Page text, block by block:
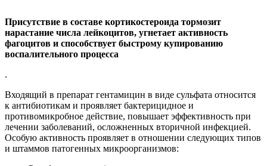
Присутствие в составе кортикостероида тормозит
нарастание числа лейкоцитов, угнетает активность
фагоцитов и способствует быстрому купированию
воспалительного процесса
.
Входящий в препарат гентамицин в виде сульфата относится
к антибиотикам и проявляет бактерицидное и
противомикробное действие, повышает эффективность при
лечении заболеваний, осложненных вторичной инфекцией.
Особую активность проявляет в отношении следующих типов
и штаммов патогенных микроорганизмов: